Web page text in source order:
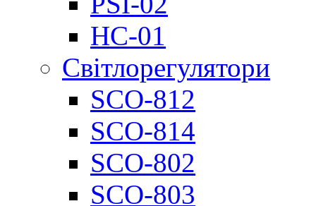
НС-01
Світлорегулятори
SCO-812
SCO-814
SCO-802
SCO-803